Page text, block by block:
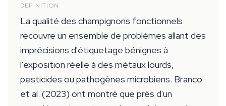
DEFINITION
La qualité des champignons fonctionnels
recouvre un ensemble de problèmes allant des
imprécisions d'étiquetage bénignes à
l'exposition réelle à des métaux lourds,
pesticides ou pathogènes microbiens. Branco
et al. (2023) ont montré que près d'un